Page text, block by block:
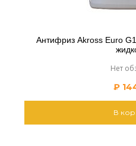
Антифриз Akross Euro
Нет
₽
В